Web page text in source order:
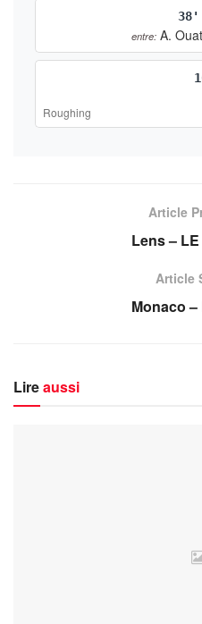
38'
entre: A.
Roughing
Article
Lens –
Article
Monaco
Lireaussi